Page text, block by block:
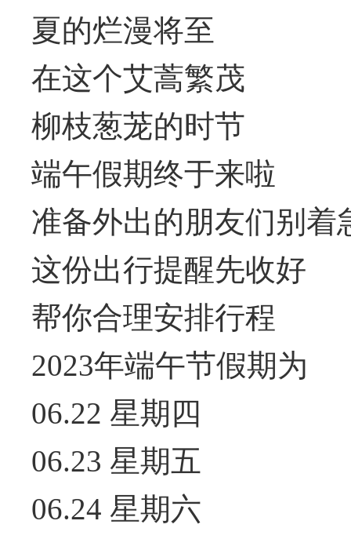
夏的烂漫将至
在这个艾蒿繁茂
柳枝葱茏的时节
端午假期终于来啦
准备外出的朋友们别着
这份出行提醒先收好
帮你合理安排行程
2023年端午节假期为
06.22 星期四
06.23 星期五
06.24 星期六